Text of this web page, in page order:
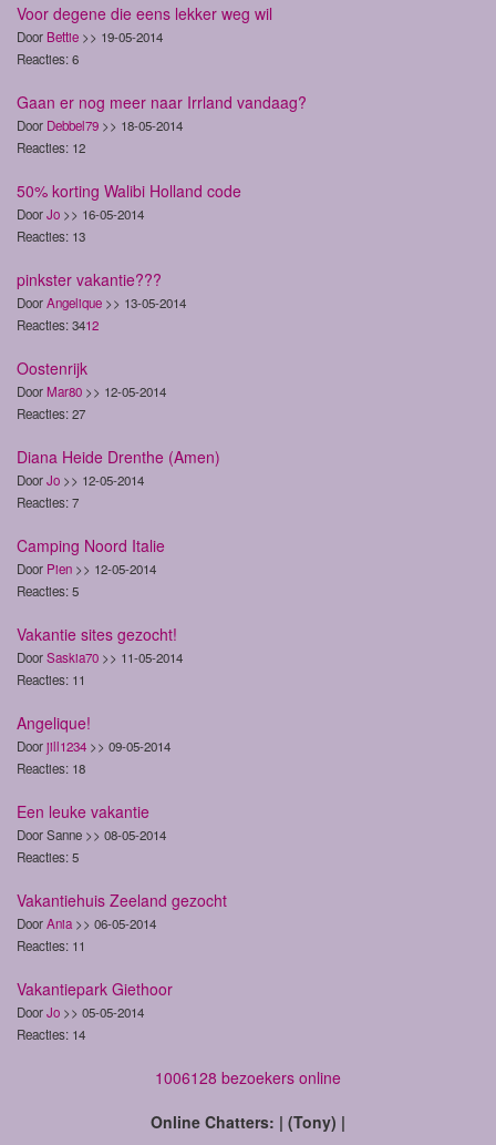
Voor degene die eens lekker weg wil
Door Bettie >> 19-05-2014
Reacties: 6
Gaan er nog meer naar Irrland vandaag?
Door Debbel79 >> 18-05-2014
Reacties: 12
50% korting Walibi Holland code
DoorJo >> 16-05-2014
Reacties: 13
pinkster vakantie???
DoorAngelique >> 13-05-2014
Reacties: 3412
Oostenrijk
DoorMar80 >> 12-05-2014
Reacties: 27
Diana Heide Drenthe (Amen)
DoorJo >> 12-05-2014
Reacties: 7
Camping Noord Italie
Door Pien >> 12-05-2014
Reacties: 5
Vakantie sites gezocht!
DoorSaskia70 >> 11-05-2014
Reacties: 11
Angelique!
Doorjill1234 >> 09-05-2014
Reacties: 18
Een leuke vakantie
Door Sanne >> 08-05-2014
Reacties: 5
Vakantiehuis Zeeland gezocht
DoorAnia >> 06-05-2014
Reacties: 11
Vakantiepark Giethoor
DoorJo >> 05-05-2014
Reacties: 14
1006128 bezoekers online
Online Chatters: | (Tony) |